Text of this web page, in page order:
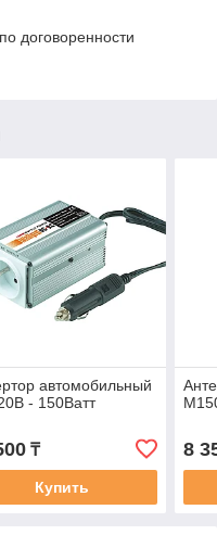
договоренности
автомобильный
- 150Ватт
₸
Купить
8